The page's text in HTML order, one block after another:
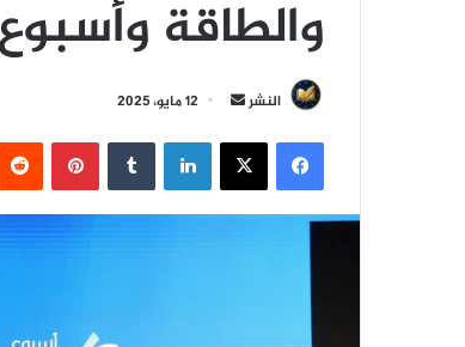
والطاقة وأسبوع
النشر
ل
ب
12 مايو، 2025
فيسبوك ‫X لينكدإن بينتيريست